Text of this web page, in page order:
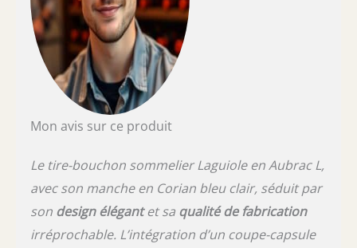
Mon avis sur ce produit
Le tire-bouchon sommelier Laguiole en Aubrac L,
avec son manche en Corian bleu clair, séduit par
son design élégantet sa qualité de fabrication
irréprochable. L’intégration d’un coupe-capsule